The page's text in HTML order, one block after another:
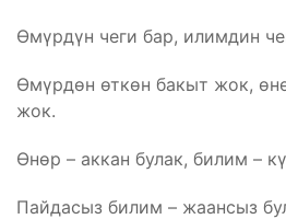
Өмүрдүн чеги бар, илимдин
Өмүрдөн өткөн бакыт жок,
жок.
Өнөр – аккан булак, билим –
Пайдасыз билим – жаансыз